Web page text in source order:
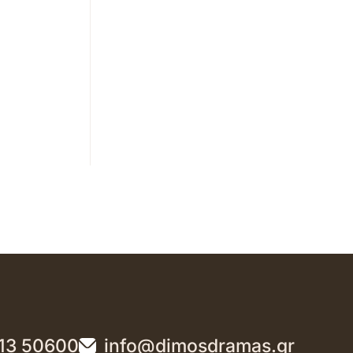
50600 info@dimosdramas.gr